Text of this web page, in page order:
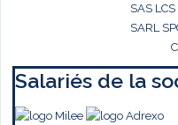
SAS
SARL
Salariés de la